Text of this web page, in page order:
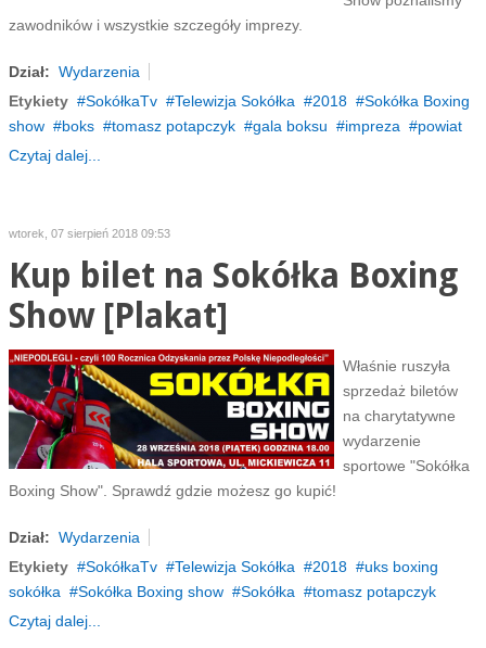
zawodników i wszystkie szczegóły imprezy.
Dział: Wydarzenia
Etykiety
SokółkaTv Telewizja Sokółka 2018
Sokółka Boxing
show
boks tomasz potapczyk gala boksu impreza
powiat
Czytaj dalej...
wtorek, 07 sierpień 2018 09:53
Kup bilet na Sokółka Boxing
Show [Plakat]
Właśnie ruszyła
sprzedaż biletów
na charytatywne
wydarzenie
sportowe "Sokółka
Boxing Show". Sprawdź gdzie możesz go kupić!
Dział: Wydarzenia
Etykiety
SokółkaTv Telewizja Sokółka 2018
uks boxing
sokółka
Sokółka Boxing show Sokółka
tomasz potapczyk
Czytaj dalej...